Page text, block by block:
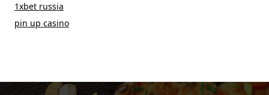
1xbet russia
pin up casino